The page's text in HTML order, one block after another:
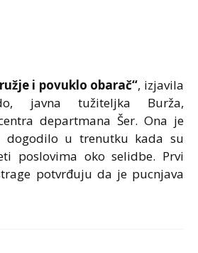
i povuklo obarač“, izjavila
javna tužiteljka Burža,
departmana Šer. Ona je
dogodilo u trenutku kada su
poslovima oko selidbe. Prvi
potvrđuju da je pucnjava